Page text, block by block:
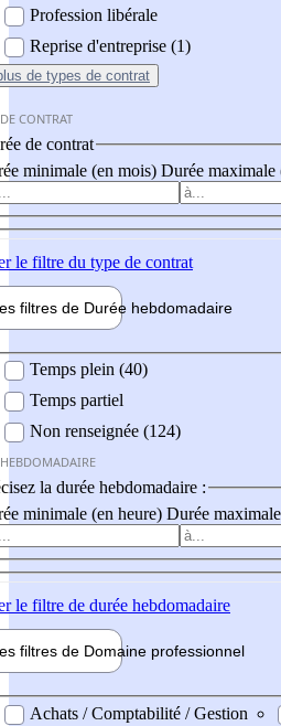
Profession libérale
Reprise d'entreprise (1)
de types de contrat
CONTRAT
de contrat
minimale (en mois) Durée maximale
le filtre du type de contrat
filtres de Durée hebdomadaire
Temps plein (40)
Temps partiel
Non renseignée (124)
la durée hebdomadaire :
minimale (en heure) Durée
le filtre de durée hebdomadaire
filtres de Domaine professionnel
professionel
Achats / Comptabilité / Gestion